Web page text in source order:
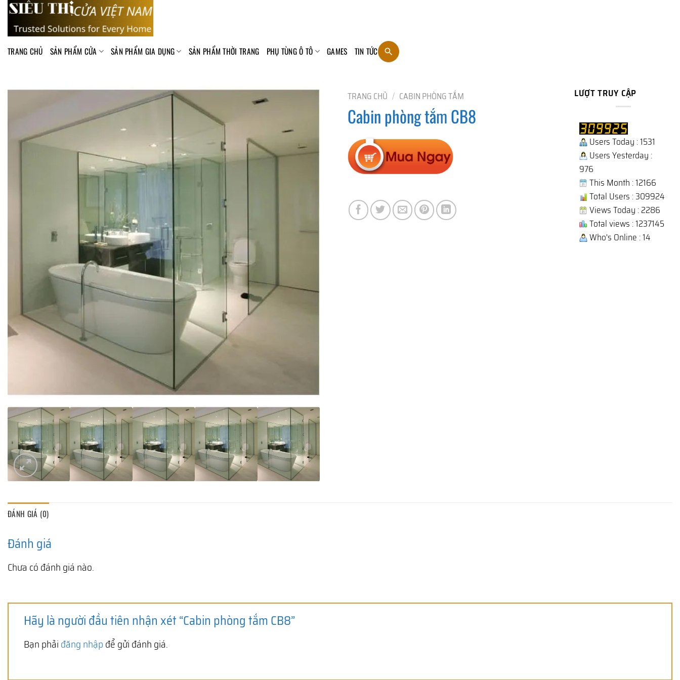
Skip
content
TRANG CHỦ SẢN PHẨM CỬA SẢN PHẨM GIA DỤNG SẢN PHẨM THỜI TRANG PHỤ TÙNG Ô TÔ GAMES TIN TỨC
TRANG CHỦ / CABIN PHÒNG TẮM
Cabin phòng tắm CB8
LƯỢT TRUY CẬP
Users Today : 1531
Users Yesterday :
976
This Month : 12166
Total Users : 309924
Views Today : 2286
Total views : 1237145
Who's Online : 14
ĐÁNH GIÁ (0)
Đánh giá
Chưa có đánh giá nào.
Hãy là người đầu tiên nhận xét “Cabin phòng tắm CB8”
Bạn phải đăng nhập để gửi đánh giá.